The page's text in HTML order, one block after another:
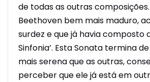
de todas as outras
Beethoven bem mais maduro,
surdez e que já havia composto
Sinfonia’. Esta Sonata termina
mais serena que as outras,
perceber que ele já está em